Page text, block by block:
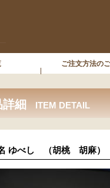
細 ITEM DETAIL
名 ゆべ
ご注文方法の